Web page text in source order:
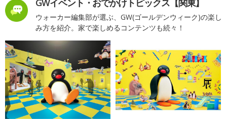
ウォーカー編集部が選ぶ、GW(ゴールデンウィーク)の楽し
み方を紹介。家で楽しめるコンテンツも続々！